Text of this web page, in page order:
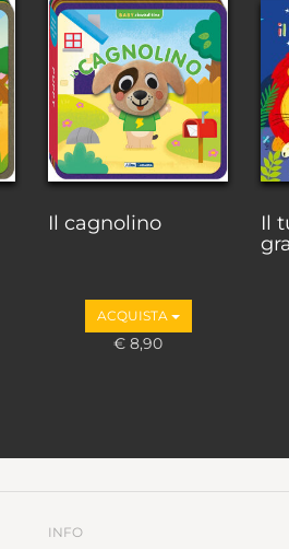
Il cagnolino
ACQUISTA
€ 8,90
Il
INFO